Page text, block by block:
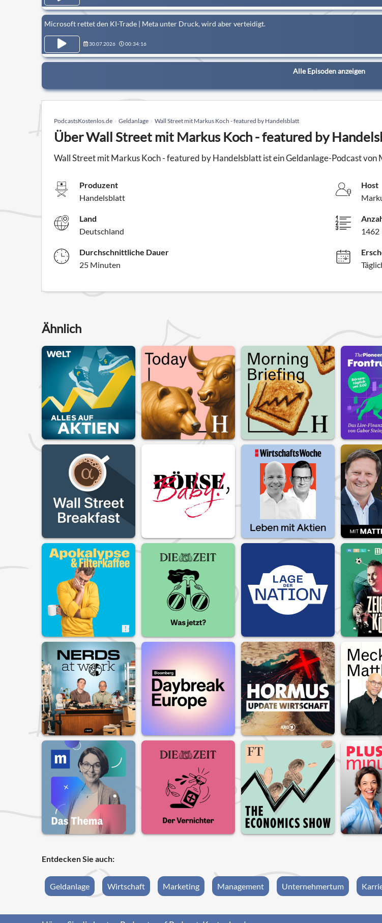
Microsoft rettet den KI-Trade | Meta unter Druck, wird aber verteidigt.
30.07.2026 00:34:16
Alle Episoden anzeigen
PodcastsKostenlos.de Geldanlage Wall Street mit Markus Koch - featured by Handelsblatt
Über Wall Street mit Markus Koch - featured by
Wall Street mit Markus Koch - featured by Handelsblatt ist ein Geldanlage-Podcast von
Produzent
Handelsblatt
Host
Land
Deutschland
1462
Durchschnittliche Dauer
25 Minuten
Ähnlich
Entdecken Sie auch:
Geldanlage Wirtschaft Marketing Management Unternehmertum